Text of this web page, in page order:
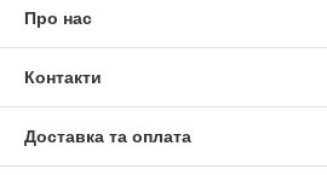
Про нас
Контакти
Доставка та оплата